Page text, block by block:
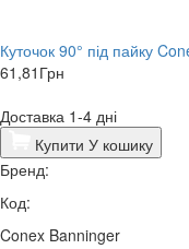
Куточок 90° під пайку
61,81 Грн
Доставка 1-4 дні
Купити У кошику
Бренд:
Код:
Conex Banninger